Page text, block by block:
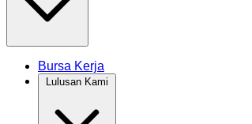
Bursa Kerja